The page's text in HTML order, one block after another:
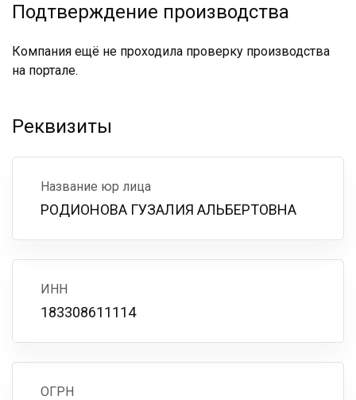
Подтверждение производства
Компания ещё не проходила проверку производства
на портале.
Реквизиты
Название юр лица
РОДИОНОВА ГУЗАЛИЯ АЛЬБЕРТОВНА
ИНН
183308611114
ОГРН